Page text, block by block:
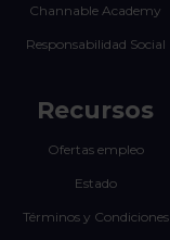
Channable Academy
Responsabilidad Social
Recursos
Ofertas empleo
Estado
Términos y Condiciones